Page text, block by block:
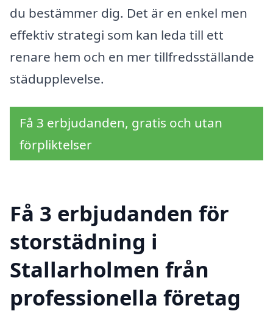
du bestämmer dig. Det är en enkel men
effektiv strategi som kan leda till ett
renare hem och en mer tillfredsställande
städupplevelse.
Få 3 erbjudanden, gratis och utan
förpliktelser
Få 3 erbjudanden för
storstädning i
Stallarholmen från
professionella företag